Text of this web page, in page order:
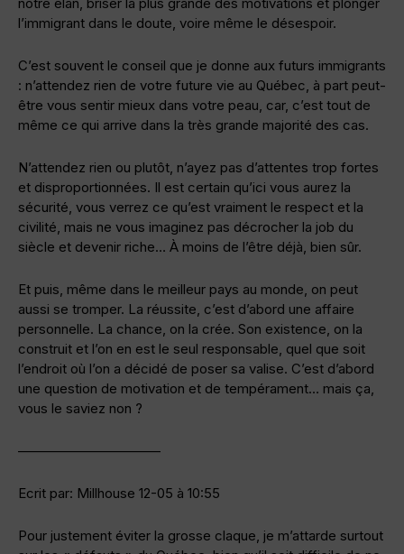
l’immigrant dans le doute, voire même le désespoir.
C’est souvent le conseil que je donne aux futurs immigrants
: n’attendez rien de votre future vie au Québec, à part peut-
être vous sentir mieux dans votre peau, car, c’est tout de
même ce qui arrive dans la très grande majorité des cas.
N’attendez rien ou plutôt, n’ayez pas d’attentes trop fortes
et disproportionnées. Il est certain qu’ici vous aurez la
sécurité, vous verrez ce qu’est vraiment le respect et la
civilité, mais ne vous imaginez pas décrocher la job du
siècle et devenir riche… À moins de l’être déjà, bien sûr.
Et puis, même dans le meilleur pays au monde, on peut
aussi se tromper. La réussite, c’est d’abord une affaire
personnelle. La chance, on la crée. Son existence, on la
construit et l’on en est le seul responsable, quel que soit
l’endroit où l’on a décidé de poser sa valise. C’est d’abord
une question de motivation et de tempérament… mais ça,
vous le saviez non ?
——————————–
Ecrit par: Millhouse 12-05 à 10:55
Pour justement éviter la grosse claque, je m’attarde surtout